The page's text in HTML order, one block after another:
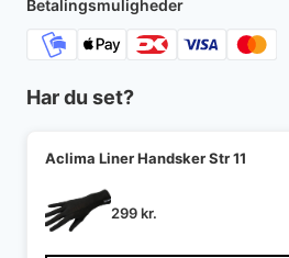
Betalingsmuligheder
Har du set?
Aclima Liner Handsker Str 11
299kr.